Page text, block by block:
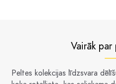
Vairāk
Peltes kolekcijas līdzsvara